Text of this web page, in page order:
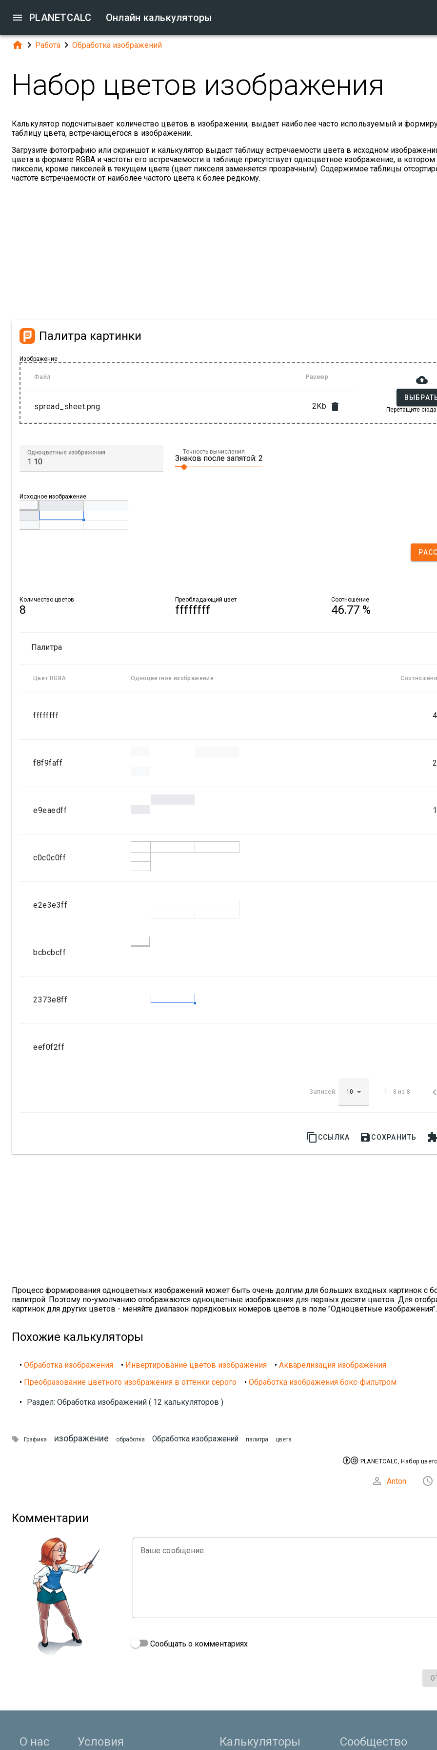
 PLANETCALC Онлайн калькуляторы
  Работа  Обработка изображений
Набор цветов изображения
Калькулятор подсчитывает количество цветов в изображении, выдает наиболее часто используемый и
таблицу цвета, встречающегося в изображении.
Загрузите фотографию или скриншот и калькулятор выдаст таблицу встречаемости цвета в исходном
цвета в формате RGBA и частоты его встречаемости в таблице присутствует одноцветное изображение, в
пиксели, кроме пикселей в текущем цвете (цвет пикселя заменяется прозрачным). Содержимое таблицы
частоте встречаемости от наиболее частого цвета к более редкому.
Палитра картинки
Изображение
Файл Размер
spread_sheet.png 2Kb 

Перетащите
Одноцветные изображения Точность вычисления
Знаков после запятой: 2
Исходное изображение
Количество цветов
8
Преобладающий цвет
ffffffff
Соотношение
46.77 %
Палитра
Цвет RGBA Одноцветное изображение
ffffffff
f8f9faff
e9eaedff
c0c0c0ff
e2e3e3ff
bcbcbcff
2373e8ff
eef0f2ff
Записей: 1 - 8 из 8 
 ССЫЛКА  СОХРАНИТЬ
Процесс формирования одноцветных изображений может быть очень долгим для больших входных картинок с
палитрой. Поэтому по-умолчанию отображаются одноцветные изображения для первых десяти цветов. Для
картинок для других цветов - меняйте диапазон порядковых номеров цветов в поле "Одноцветные изображения".
Похожие калькуляторы
• Обработка изображения • Инвертирование цветов изображения • Акварелизация изображения
• Преобразование цветного изображения в оттенки серого • Обработка изображения бокс-фильтром
• Раздел: Обработка изображений ( 12 калькуляторов )
 Графика изображение обработка Обработка изображений палитра цвета
 PLANETCALC, Набор
 Anton 
Комментарии
Ваше сообщение
Сообщать о комментариях
О нас Условия Калькуляторы Сообщество